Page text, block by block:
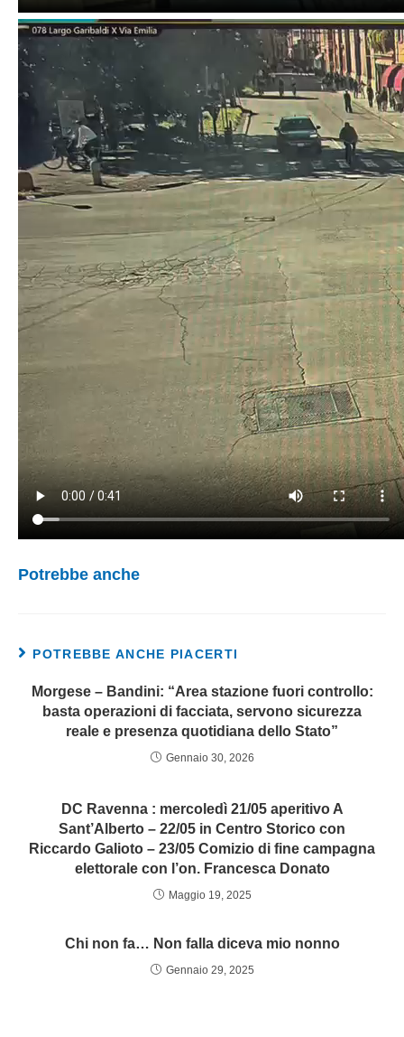
Potrebbe anche
POTREBBE ANCHE PIACERTI
Morgese – Bandini: “Area stazione fuori controllo:
basta operazioni di facciata, servono sicurezza
reale e presenza quotidiana dello Stato”
Gennaio 30, 2026
DC Ravenna : mercoledì 21/05 aperitivo A
Sant’Alberto – 22/05 in Centro Storico con
Riccardo Galioto – 23/05 Comizio di fine campagna
elettorale con l’on. Francesca Donato
Maggio 19, 2025
Chi non fa… Non falla diceva mio nonno
Gennaio 29, 2025